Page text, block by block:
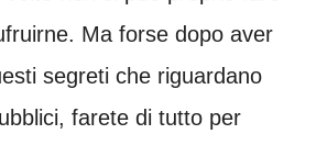
Ma forse dopo aver
segreti che riguardano
farete di tutto per